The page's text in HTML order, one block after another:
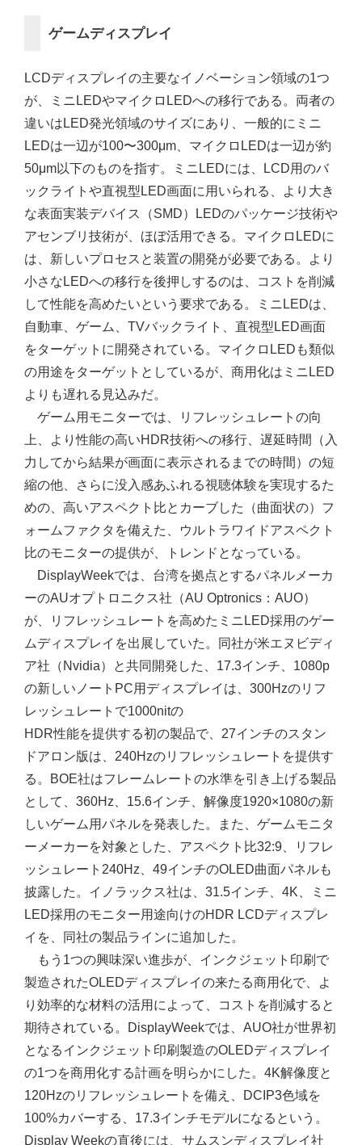
ゲームディスプレイ
LCDディスプレイの主要なイノベーション領域の1つ
が、ミニLEDやマイクロLEDへの移行である。両者の
違いはLED発光領域のサイズにあり、一般的にミニ
LEDは一辺が100〜300μm、マイクロLEDは一辺が約
50μm以下のものを指す。ミニLEDには、LCD用のバ
ックライトや直視型LED画面に用いられる、より大き
な表面実装デバイス（SMD）LEDのパッケージ技術や
アセンブリ技術が、ほぼ活用できる。マイクロLEDに
は、新しいプロセスと装置の開発が必要である。より
小さなLEDへの移行を後押しするのは、コストを削減
して性能を高めたいという要求である。ミニLEDは、
自動車、ゲーム、TVバックライト、直視型LED画面
をターゲットに開発されている。マイクロLEDも類似
の用途をターゲットとしているが、商用化はミニLED
よりも遅れる見込みだ。
ゲーム用モニターでは、リフレッシュレートの向
上、より性能の高いHDR技術への移行、遅延時間（入
力してから結果が画面に表示されるまでの時間）の短
縮の他、さらに没入感あふれる視聴体験を実現するた
めの、高いアスペクト比とカーブした（曲面状の）フ
ォームファクタを備えた、ウルトラワイドアスペクト
比のモニターの提供が、トレンドとなっている。
DisplayWeekでは、台湾を拠点とするパネルメーカ
ーのAUオプトロニクス社（AU Optronics：AUO）
が、リフレッシュレートを高めたミニLED採用のゲー
ムディスプレイを出展していた。同社が米エヌビディ
ア社（Nvidia）と共同開発した、17.3インチ、1080p
の新しいノートPC用ディスプレイは、300Hzのリフ
レッシュレートで1000nitの
HDR性能を提供する初の製品で、27インチのスタン
ドアロン版は、240Hzのリフレッシュレートを提供す
る。BOE社はフレームレートの水準を引き上げる製品
として、360Hz、15.6インチ、解像度1920×1080の新
しいゲーム用パネルを発表した。また、ゲームモニタ
ーメーカーを対象とした、アスペクト比32:9、リフレ
ッシュレート240Hz、49インチのOLED曲面パネルも
披露した。イノラックス社は、31.5インチ、4K、ミニ
LED採用のモニター用途向けのHDR LCDディスプレ
イを、同社の製品ラインに追加した。
もう1つの興味深い進歩が、インクジェット印刷で
製造されたOLEDディスプレイの来たる商用化で、よ
り効率的な材料の活用によって、コストを削減すると
期待されている。DisplayWeekでは、AUO社が世界初
となるインクジェット印刷製造のOLEDディスプレイ
の1つを商用化する計画を明らかにした。4K解像度と
120Hzのリフレッシュレートを備え、DCI­P3色域を
100%カバーする、17.3インチモデルになるという。
Display Weekの直後には、サムスンディスプレイ社